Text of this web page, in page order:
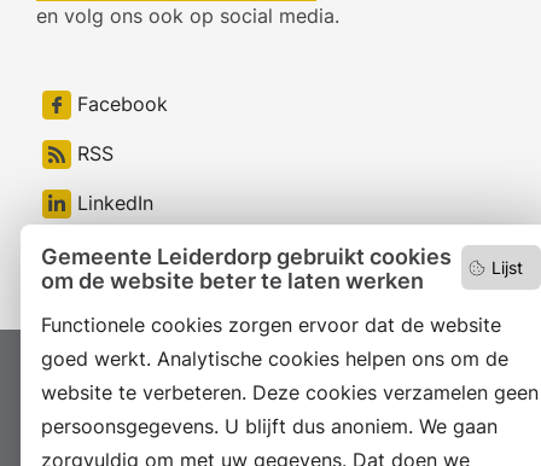
Lijst
Gemeente Leiderdorp gebruikt cookies
om de website beter te laten werken
Functionele cookies zorgen ervoor dat de website
goed werkt. Analytische cookies helpen ons om de
website te verbeteren. Deze cookies verzamelen geen
persoonsgegevens. U blijft dus anoniem. We gaan
zorgvuldig om met uw gegevens. Dat doen we
en volg ons ook op social media.
Facebook
RSS
LinkedIn
Instagram
Proclaimer Colofon
Toegankelijkheid
Sitemap
Privacyverklaring
Servicenormen